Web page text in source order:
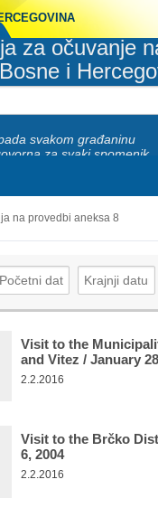
za očuvanje
i
svakom građaninu
za svaki spomenik
na provedbi aneksa 8
Visit to the
and Vitez / January
2.2.2016
Visit to the Brčko
6, 2004
2.2.2016